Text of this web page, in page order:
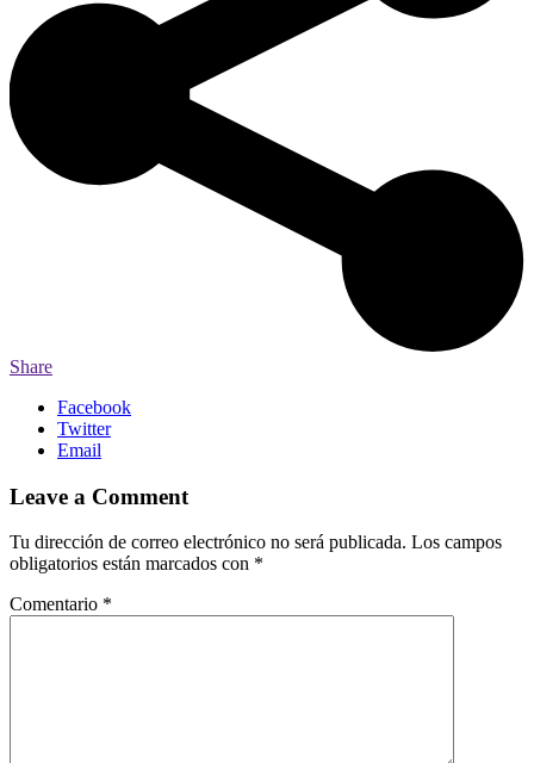
Share
Facebook
Twitter
Email
Leave a Comment
Tu dirección de correo electrónico no será publicada. Los campos
obligatorios están marcados con *
Comentario *